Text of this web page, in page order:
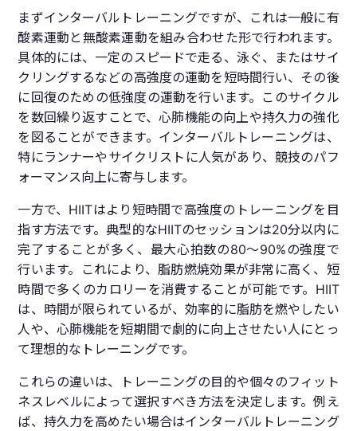
まずインターバルトレーニングですが、これは一般に有
酸素運動と無酸素運動を組み合わせた形で行われます。
具体的には、一定のスピードで走る、泳ぐ、またはサイ
クリングするなどの高強度の運動を短時間行い、その後
に回復のための低強度の運動を行います。このサイクル
を数回繰り返すことで、心肺機能の向上や持久力の強化
を図ることができます。インターバルトレーニングは、
特にランナーやサイクリストに人気があり、競技のパフ
ォーマンス向上に寄与します。
一方で、HIITはより短時間で高強度のトレーニングを目
指す方法です。典型的なHIITのセッションは20分以内に
完了することが多く、最大心拍数の80〜90%の強度で
行います。これにより、脂肪燃焼効果が非常に高く、短
時間で多くのカロリーを消費することが可能です。HIIT
は、時間が限られているが、効率的に脂肪を燃やしたい
人や、心肺機能を短期間で劇的に向上させたい人にとっ
て理想的なトレーニングです。
これらの違いは、トレーニングの目的や個々のフィット
ネスレベルによって選択すべき方法を決定します。例え
ば、持久力を高めたい場合はインターバルトレーニング